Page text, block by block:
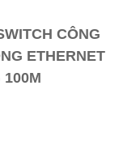
CÔNG
ETHERNET
100M